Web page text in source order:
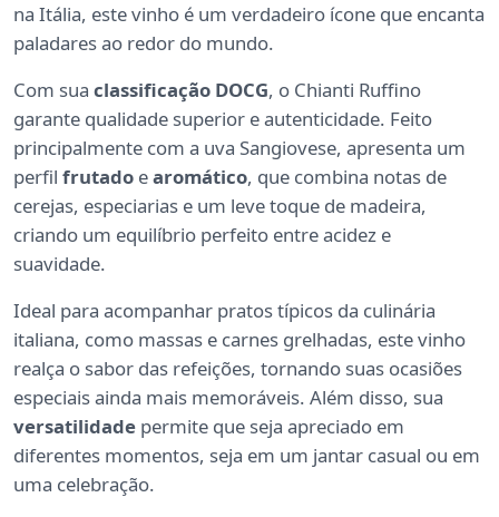
na Itália, este vinho é um verdadeiro ícone que encanta
paladares ao redor do mundo.
Com sua classificação DOCG, o Chianti Ruffino
garante qualidade superior e autenticidade. Feito
principalmente com a uva Sangiovese, apresenta um
perfil frutado earomático, que combina notas de
cerejas, especiarias e um leve toque de madeira,
criando um equilíbrio perfeito entre acidez e
suavidade.
Ideal para acompanhar pratos típicos da culinária
italiana, como massas e carnes grelhadas, este vinho
realça o sabor das refeições, tornando suas ocasiões
especiais ainda mais memoráveis. Além disso, sua
versatilidade permite que seja apreciado em
diferentes momentos, seja em um jantar casual ou em
uma celebração.